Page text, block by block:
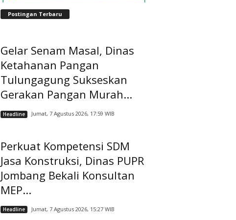
Postingan Terbaru
Gelar Senam Masal, Dinas
Ketahanan Pangan
Tulungagung Sukseskan
Gerakan Pangan Murah...
Headline Jumat, 7 Agustus 2026, 17:59 WIB
Perkuat Kompetensi SDM
Jasa Konstruksi, Dinas PUPR
Jombang Bekali Konsultan
MEP...
Headline Jumat, 7 Agustus 2026, 15:27 WIB